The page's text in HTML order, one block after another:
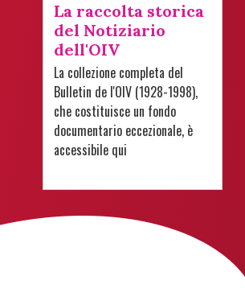
La raccolta storica
del Notiziario
dell'OIV
La collezione completa del
Bulletin de l'OIV (1928-1998),
che costituisce un fondo
documentario eccezionale, è
accessibile qui